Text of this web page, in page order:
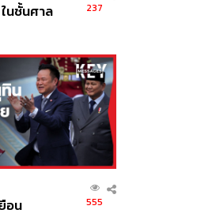
นชั้นศาล
237
อน
555